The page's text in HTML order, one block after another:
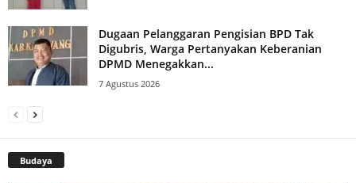
Dugaan Pelanggaran Pengisian BPD Tak
Digubris, Warga Pertanyakan Keberanian
DPMD Menegakkan...
7 Agustus 2026
Budaya